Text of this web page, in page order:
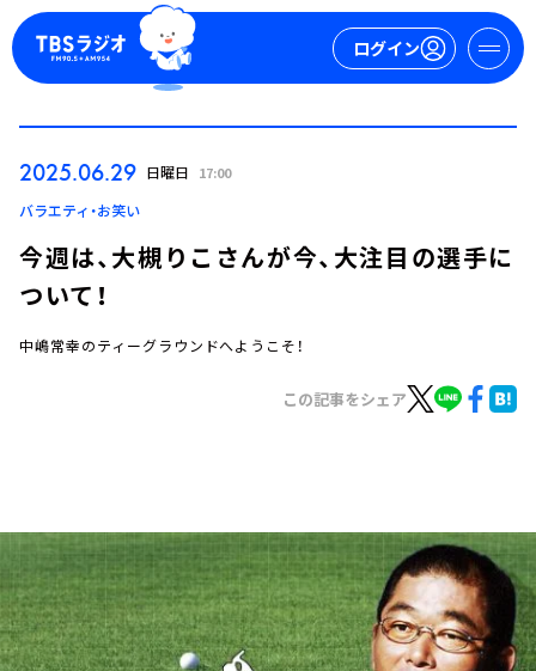
ログイン
ログイン
お知らせ
イベント・グッズ
YouTube
会社情報
2025.06.29 日曜日 17:00
バラエティ・お笑い
今週は、大槻りこさんが今、大注目の選手に
ついて！
中嶋常幸のティーグラウンドへようこそ！
この記事をシェア